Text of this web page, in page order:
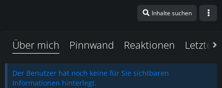
Inhalte suchen
Über mich Pinnwand Reaktionen Letzte
Der Benutzer hat noch keine für Sie sichtbaren
Informationen hinterlegt.